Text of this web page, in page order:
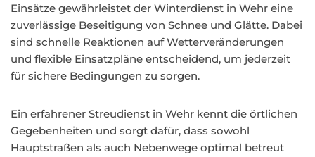
Einsätze gewährleistet der Winterdienst in Wehr eine
zuverlässige Beseitigung von Schnee und Glätte. Dabei
sind schnelle Reaktionen auf Wetterveränderungen
und flexible Einsatzpläne entscheidend, um jederzeit
für sichere Bedingungen zu sorgen.
Ein erfahrener Streudienst in Wehr kennt die örtlichen
Gegebenheiten und sorgt dafür, dass sowohl
Hauptstraßen als auch Nebenwege optimal betreut